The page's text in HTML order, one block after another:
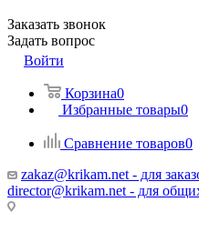
Заказать звонок
Задать вопрос
Войти
Корзина0
Избранные товары0
Сравнение товаров0
zakaz@krikam.net - для
director@krikam.net - для